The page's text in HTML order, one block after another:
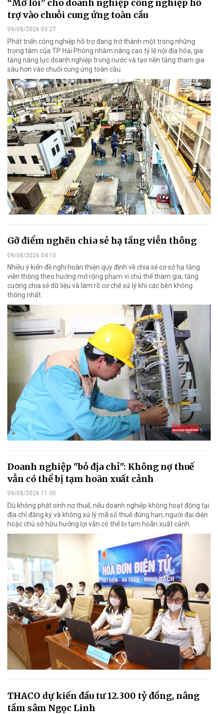
“Mở lối” cho doanh nghiệp công nghiệp hỗ
trợ vào chuỗi cung ứng toàn cầu
09/08/2026 03:27
Phát triển công nghiệp hỗ trợ đang trở thành một trong những
trọng tâm của TP Hải Phòng nhằm nâng cao tỷ lệ nội địa hóa, gia
tăng năng lực doanh nghiệp trong nước và tạo nền tảng tham gia
sâu hơn vào chuỗi cung ứng toàn cầu.
Gỡ điểm nghẽn chia sẻ hạ tầng viễn thông
09/08/2026 04:15
Nhiều ý kiến đề nghị hoàn thiện quy định về chia sẻ cơ sở hạ tầng
viễn thông theo hướng mở rộng phạm vi chủ thể tham gia, tăng
cường chia sẻ dữ liệu và làm rõ cơ chế xử lý khi các bên không
thống nhất.
Doanh nghiệp "bỏ địa chỉ": Không nợ thuế
vẫn có thể bị tạm hoãn xuất cảnh
09/08/2026 11:00
Dù không phát sinh nợ thuế, nếu doanh nghiệp không hoạt động tại
địa chỉ đăng ký và không xử lý mã số thuế đúng hạn, người đại diện
hoặc chủ sở hữu hưởng lợi vẫn có thể bị tạm hoãn xuất cảnh.
THACO dự kiến đầu tư 12.300 tỷ đồng, nâng
tầm sâm Ngọc Linh